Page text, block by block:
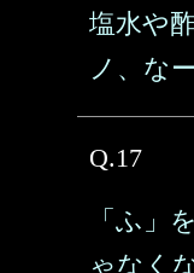
塩水や
ノ、な
Q.17
「ふ」
ゃなく